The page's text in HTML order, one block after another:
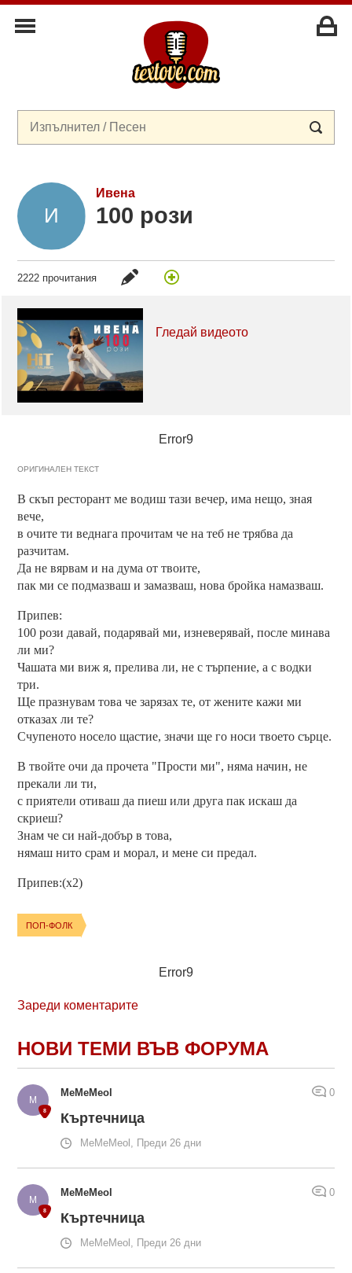
Ивена
100 рози
2222 прочитания
Гледай видеото
Error9
ОРИГИНАЛЕН ТЕКСТ
В скъп ресторант ме водиш тази вечер, има нещо, зная
вече,
в очите ти веднага прочитам че на теб не трябва да
разчитам.
Да не вярвам и на дума от твоите,
пак ми се подмазваш и замазваш, нова бройка намазваш.
Припев:
100 рози давай, подарявай ми, изневерявай, после минава
ли ми?
Чашата ми виж я, прелива ли, не с търпение, а с водки
три.
Ще празнувам това че зарязах те, от жените кажи ми
отказах ли те?
Счупеното носело щастие, значи ще го носи твоето сърце.
В твойте очи да прочета "Прости ми", няма начин, не
прекали ли ти,
с приятели отиваш да пиеш или друга пак искаш да
скриеш?
Знам че си най-добър в това,
нямаш нито срам и морал, и мене си предал.
Припев:(x2)
ПОП-ФОЛК
Error9
Зареди коментарите
НОВИ ТЕМИ ВЪВ ФОРУМА
MeMeMeol 0
Къртечница
MeMeMeol, Преди 26 дни
MeMeMeol 0
Къртечница
MeMeMeol, Преди 26 дни